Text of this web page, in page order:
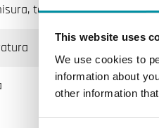
This website uses
We use cookies to
information about
other information
temp